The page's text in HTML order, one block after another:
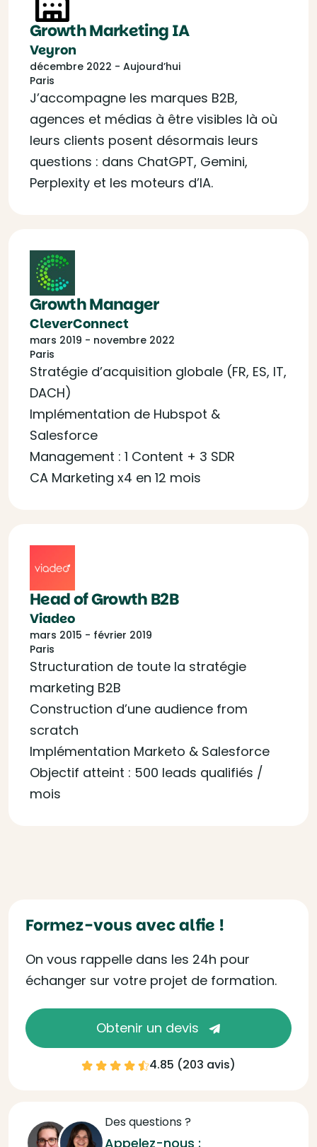
Growth Marketing IA
Veyron
décembre 2022 - Aujourd’hui
Paris
J’accompagne les marques B2B,
agences et médias à être visibles là où
leurs clients posent désormais leurs
questions : dans ChatGPT, Gemini,
Perplexity et les moteurs d’IA.
Growth Manager
CleverConnect
mars 2019 - novembre 2022
Paris
Stratégie d’acquisition globale (FR, ES, IT,
DACH)
Implémentation de Hubspot &
Salesforce
Management : 1 Content + 3 SDR
CA Marketing x4 en 12 mois
Head of Growth B2B
Viadeo
mars 2015 - février 2019
Paris
Structuration de toute la stratégie
marketing B2B
Construction d’une audience from
scratch
Implémentation Marketo & Salesforce
Objectif atteint : 500 leads qualifiés /
mois
Formez-vous avec alfie !
On vous rappelle dans les 24h pour
échanger sur votre projet de formation.
Obtenir un devis
4.85 (203 avis)
Des questions ?
Appelez-nous :